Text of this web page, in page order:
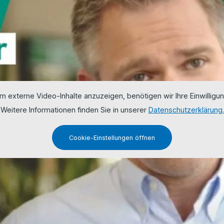
externe Video-Inhalte anzuzeigen, benötigen wir Ihre
Weitere Informationen finden Sie in unserer Datenschutzerklärung.
Cookie-Einstellungen öffnen